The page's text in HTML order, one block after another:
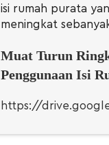
isi rumah purata
meningkat
Muat Turun
Penggunaan Isi
https://